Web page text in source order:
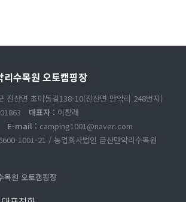
리수목원 오토캠핑장
진산면 초미동길138-10(진산면 만악리 248번지)
대표자 : 이창래
E-mail : camping1001@naver.com
1001-21 / 농업회사법인 금산만악리수목원
목원 오토캠핑장